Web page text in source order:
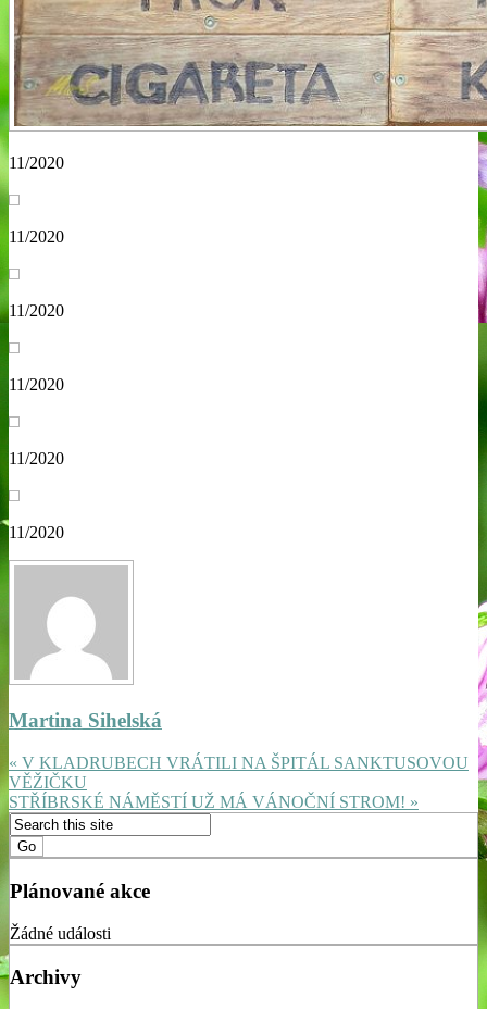
11/2020
11/2020
11/2020
11/2020
11/2020
11/2020
Martina Sihelská
« V KLADRUBECH VRÁTILI NA ŠPITÁL SANKTUSOVOU
VĚŽIČKU
STŘÍBRSKÉ NÁMĚSTÍ UŽ MÁ VÁNOČNÍ STROM! »
Plánované akce
Žádné události
Archivy